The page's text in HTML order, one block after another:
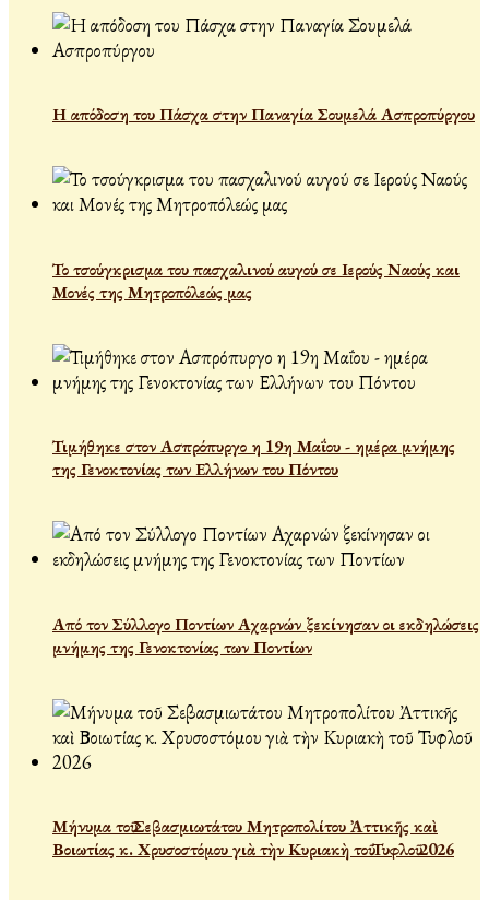
Η απόδοση του Πάσχα στην Παναγία Σουμελά Ασπροπύργου
Το τσούγκρισμα του πασχαλινού αυγού σε Ιερούς Ναούς και
Μονές της Μητροπόλεώς μας
Τιμήθηκε στον Ασπρόπυργο η 19η Μαΐου - ημέρα μνήμης
της Γενοκτονίας των Ελλήνων του Πόντου
Από τον Σύλλογο Ποντίων Αχαρνών ξεκίνησαν οι εκδηλώσεις
μνήμης της Γενοκτονίας των Ποντίων
Μήνυμα τοῦ Σεβασμιωτάτου Μητροπολίτου Ἀττικῆς καὶ
Βοιωτίας κ. Χρυσοστόμου γιὰ τὴν Κυριακὴ τοῦ Τυφλοῦ 2026